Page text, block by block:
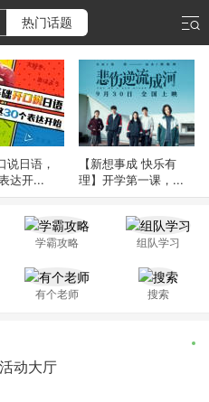
热门话题
说日语，
达开...
【新想事成 快乐有
理】开学第一课，...
学霸攻略 组队学习
有个老师 搜索
动大厅